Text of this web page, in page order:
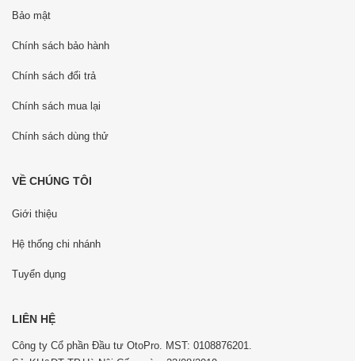
Bảo mật
Chính sách bảo hành
Chính sách đổi trả
Chính sách mua lại
Chính sách dùng thử
VỀ CHÚNG TÔI
Giới thiệu
Hệ thống chi nhánh
Tuyển dụng
LIÊN HỆ
Công ty Cổ phần Đầu tư OtoPro. MST: 0108876201.